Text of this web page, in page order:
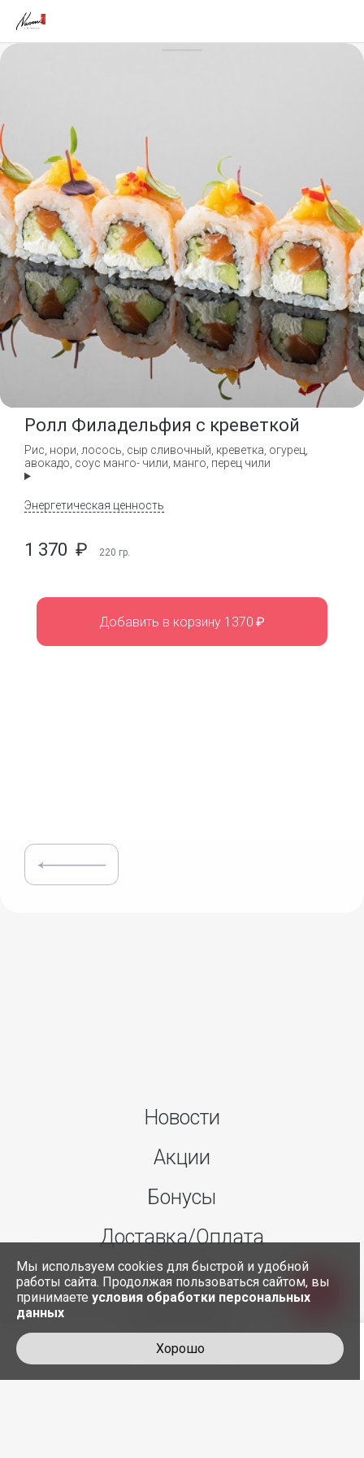
Ролл Филадельфия с креветкой
Рис, нори, лосось, сыр сливочный, креветка, огурец,
авокадо, соус манго- чили, манго, перец чили
Энергетическая ценность
1 370 ₽ 220 гр.
Добавить в корзину 1370 ₽
Новости
Акции
Бонусы
Доставка/Оплата
О нас
Мы используем cookies для быстрой и удобной
работы сайта. Продолжая пользоваться сайтом, вы
принимаете условия обработки персональных
данных
Хорошо